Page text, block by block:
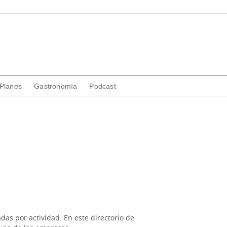
Planes Gastronomía Podcast
por actividad. En este directorio de